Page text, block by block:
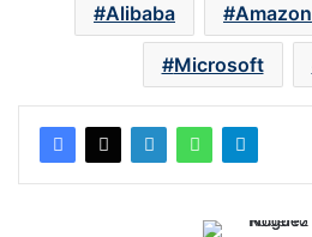
Alibaba Amazon
Microsoft